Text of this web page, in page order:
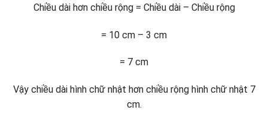
Chiều dài hơn chiều rộng = Chiều dài – Chiều rộng
= 10 cm – 3 cm
= 7 cm
Vậy chiều dài hình chữ nhật hơn chiều rộng hình chữ nhật 7
cm.